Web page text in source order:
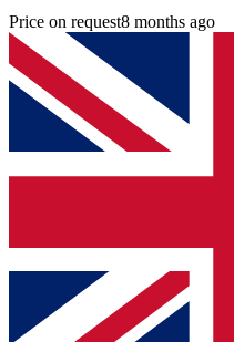
Price on request8 months ago